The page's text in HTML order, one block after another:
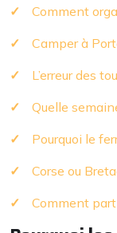
Comment
Camper à
L’erreur des
Quelle
Pourquoi le
Corse ou
Comment